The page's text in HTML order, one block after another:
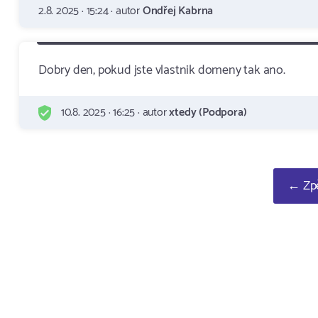
2.8. 2025 · 15:24 · autorOndřej Kabrna
Dobry den, pokud jste vlastnik domeny tak ano.
10.8. 2025 · 16:25 · autorxtedy (Podpora)
←